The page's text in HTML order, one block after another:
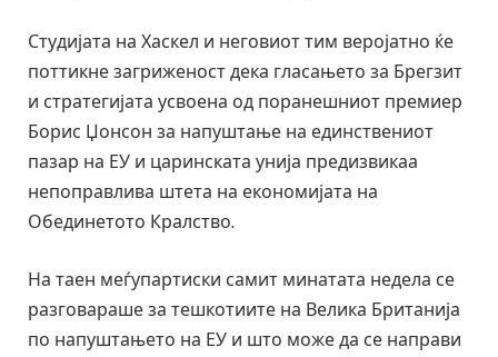
Студијата на Хаскел и неговиот тим веројатно ќе
поттикне загриженост дека гласањето за Брегзит
и стратегијата усвоена од поранешниот премиер
Борис Џонсон за напуштање на единствениот
пазар на ЕУ и царинската унија предизвикаа
непоправлива штета на економијата на
Обединетото Кралство.
На таен меѓупартиски самит минатата недела се
разговараше за тешкотиите на Велика Британија
по напуштањето на ЕУ и што може да се направи